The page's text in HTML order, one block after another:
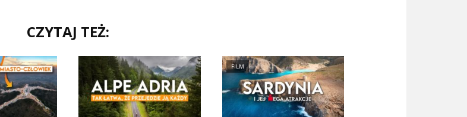
CZYTAJ TEŻ:
FILM